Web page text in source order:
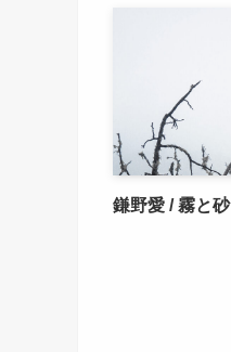
鎌野愛 / 霧と砂